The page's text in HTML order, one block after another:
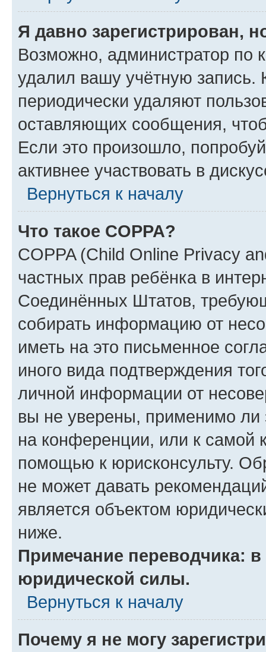
Я давно зарегистрирован,
Возможно, администратор по
удалил вашу учётную запись.
периодически удаляют
оставляющих сообщения,
Если это произошло,
активнее участвовать в
Вернуться к началу
Что такое COPPA?
COPPA (Child Online Privacy
частных прав ребёнка в
Соединённых Штатов,
собирать информацию от
иметь на это письменное
иного вида подтверждения
личной информации от
вы не уверены, применимо ли
на конференции, или к самой
помощью к юрисконсульту.
не может давать
является объектом
ниже.
Примечание переводчика:
юридической силы.
Вернуться к началу
Почему я не могу